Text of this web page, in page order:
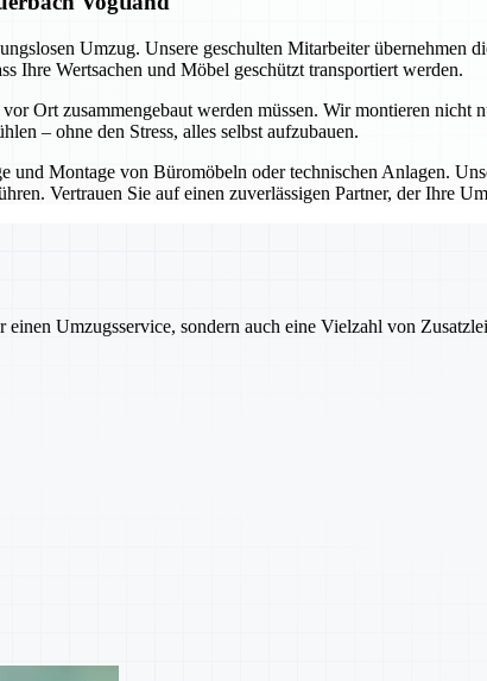
Umzug. Unsere geschulten Mitarbeiter übernehmen
Ihre Wertsachen und Möbel geschützt transportiert werden.
Ort zusammengebaut werden müssen. Wir montieren nicht
– ohne den Stress, alles selbst aufzubauen.
Montage von Büromöbeln oder technischen Anlagen.
Vertrauen Sie auf einen zuverlässigen Partner, der Ihre
Umzugsservice, sondern auch eine Vielzahl von